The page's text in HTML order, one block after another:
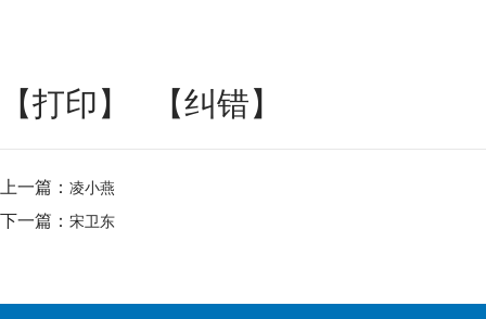
【打印】 【纠错】
上一篇： 凌小燕
下一篇： 宋卫东